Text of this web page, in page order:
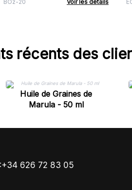
BOz-20 Voir les détails
récents des
Huile de Graines de
Marula - 50 ml
+34 626 72 83 05